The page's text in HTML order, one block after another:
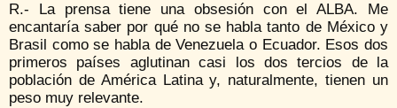
R.- La prensa tiene una obsesión con el ALBA. Me
encantaría saber por qué no se habla tanto de México y
Brasil como se habla de Venezuela o Ecuador. Esos dos
primeros países aglutinan casi los dos tercios de la
población de América Latina y, naturalmente, tienen un
peso muy relevante.